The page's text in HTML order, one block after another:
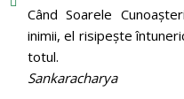
Când Soarele
inimii, el risipeşte
totul.
Sankaracharya